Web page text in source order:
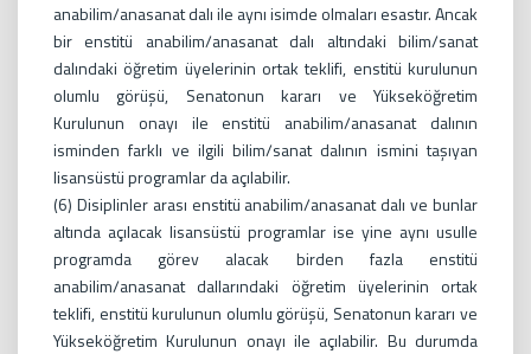
anabilim/anasanat dalı ile aynı isimde olmaları esastır. Ancak
bir enstitü anabilim/anasanat dalı altındaki bilim/sanat
dalındaki öğretim üyelerinin ortak teklifi, enstitü kurulunun
olumlu görüşü, Senatonun kararı ve Yükseköğretim
Kurulunun onayı ile enstitü anabilim/anasanat dalının
isminden farklı ve ilgili bilim/sanat dalının ismini taşıyan
lisansüstü programlar da açılabilir.
(6) Disiplinler arası enstitü anabilim/anasanat dalı ve bunlar
altında açılacak lisansüstü programlar ise yine aynı usulle
programda görev alacak birden fazla enstitü
anabilim/anasanat dallarındaki öğretim üyelerinin ortak
teklifi, enstitü kurulunun olumlu görüşü, Senatonun kararı ve
Yükseköğretim Kurulunun onayı ile açılabilir. Bu durumda